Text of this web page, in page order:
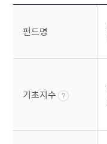
펀드명
기초지수